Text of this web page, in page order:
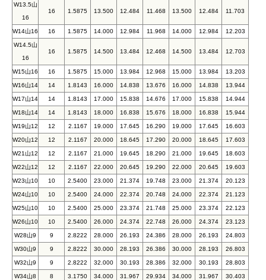
W13.5山
16
16 1.5875 13.500 12.484 11.468 13.500 12.484 11.703
W14山16 16 1.5875 14.000 12.984 11.968 14.000 12.984 12.203
W14.5山
16
16 1.5875 14.500 13.484 12.468 14.500 13.484 12.703
W15山16 16 1.5875 15.000 13.984 12.968 15.000 13.984 13.203
W16山14 14 1.8143 16.000 14.838 13.676 16.000 14.838 13.944
W17山14 14 1.8143 17.000 15.838 14.676 17.000 15.838 14.944
W18山14 14 1.8143 18.000 16.838 15.676 18.000 16.838 15.944
W19山12 12 2.1167 19.000 17.645 16.290 19.000 17.645 16.603
W20山12 12 2.1167 20.000 18.645 17.290 20.000 18.645 17.603
W21山12 12 2.1167 21.000 19.645 18.290 21.000 19.645 18.603
W22山12 12 2.1167 22.000 20.645 19.290 22.000 20.645 19.603
W23山10 10 2.5400 23.000 21.374 19.748 23.000 21.374 20.123
W24山10 10 2.5400 24.000 22.374 20.748 24.000 22.374 21.123
W25山10 10 2.5400 25.000 23.374 21.748 25.000 23.374 22.123
W26山10 10 2.5400 26.000 24.374 22.748 26.000 24.374 23.123
W28山9 9 2.8222 28.000 26.193 24.386 28.000 26.193 24.803
W30山9 9 2.8222 30.000 28.193 26.386 30.000 28.193 26.803
W32山9 9 2.8222 32.000 30.193 28.386 32.000 30.193 28.803
W34山8 8 3.1750 34.000 31.967 29.934 34.000 31.967 30.403